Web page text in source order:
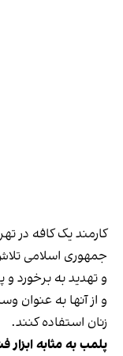
کارمند یک کافه در
جمهوری اسلامی
و تهدید به برخورد و
و از آنها به عنوان
زنان استفاده کنند.
پلمب به مثابه